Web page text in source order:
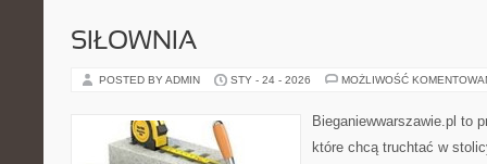
SIŁOWNIA
POSTED BY ADMIN STY - 24 - 2026 MOŻLIWOŚĆ
Bieganiewwarszawie.pl to
które chcą truchtać w